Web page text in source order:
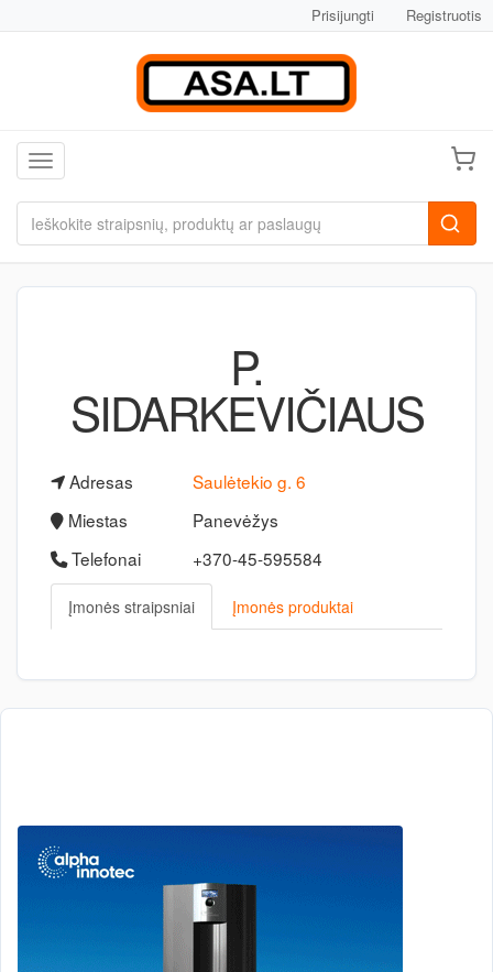
Prisijungti Registruotis
Toggle navigation
P.
SIDARKEVIČIAUS
Adresas
Saulėtekio g. 6
Miestas
Panevėžys
Telefonai
+370-45-595584
Įmonės straipsniai Įmonės produktai